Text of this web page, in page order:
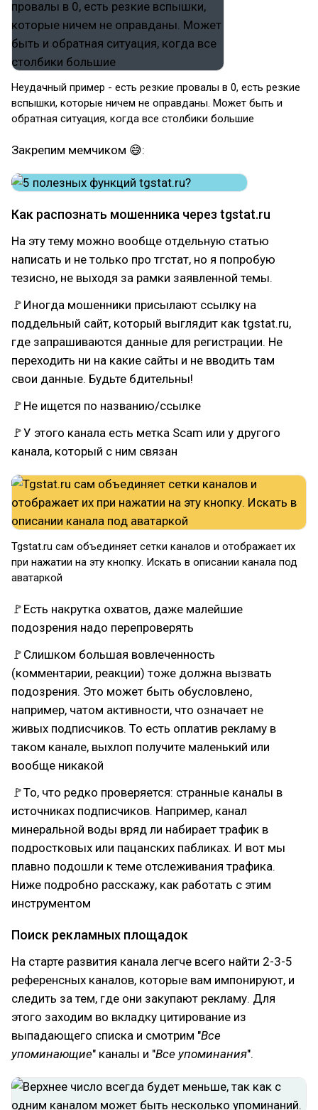
Неудачный пример - есть резкие провалы в 0, есть резкие
вспышки, которые ничем не оправданы. Может быть и
обратная ситуация, когда все столбики большие
Закрепим мемчиком 😅:
Как распознать мошенника через tgstat.ru
На эту тему можно вообще отдельную статью
написать и не только про тгстат, но я попробую
тезисно, не выходя за рамки заявленной темы.
🚩Иногда мошенники присылают ссылку на
поддельный сайт, который выглядит как tgstat.ru,
где запрашиваются данные для регистрации. Не
переходить ни на какие сайты и не вводить там
свои данные. Будьте бдительны!
🚩Не ищется по названию/ссылке
🚩У этого канала есть метка Scam или у другого
канала, который с ним связан
Tgstat.ru сам объединяет сетки каналов и отображает их
при нажатии на эту кнопку. Искать в описании канала под
аватаркой
🚩Есть накрутка охватов, даже малейшие
подозрения надо перепроверять
🚩Слишком большая вовлеченность
(комментарии, реакции) тоже должна вызвать
подозрения. Это может быть обусловлено,
например, чатом активности, что означает не
живых подписчиков. То есть оплатив рекламу в
таком канале, выхлоп получите маленький или
вообще никакой
🚩То, что редко проверяется: странные каналы в
источниках подписчиков. Например, канал
минеральной воды вряд ли набирает трафик в
подростковых или пацанских пабликах. И вот мы
плавно подошли к теме отслеживания трафика.
Ниже подробно расскажу, как работать с этим
инструментом
Поиск рекламных площадок
На старте развития канала легче всего найти 2-3-5
референсных каналов, которые вам импонируют, и
следить за тем, где они закупают рекламу. Для
этого заходим во вкладку цитирование из
выпадающего списка и смотрим "Все
упоминающие" каналы и "Все упоминания".